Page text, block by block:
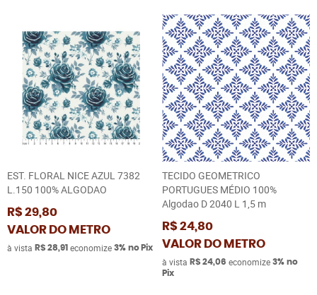
EST. FLORAL NICE AZUL 7382
L.150 100% ALGODAO
R$ 29,80
VALOR DO METRO
à vista R$ 28,91 economize 3% no Pix
TECIDO GEOMETRICO
PORTUGUES MÉDIO 100%
Algodao D 2040 L 1,5 m
R$ 24,80
VALOR DO METRO
à vista R$ 24,06 economize 3% no
Pix